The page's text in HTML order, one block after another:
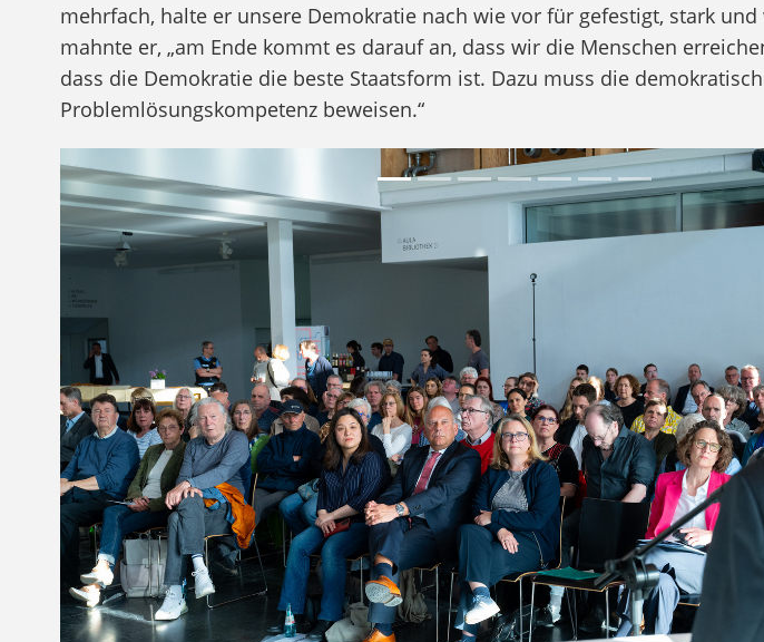
mehrfach, halte er unsere Demokratie nach wie vor für gefestigt, stark und
mahnte er, „am Ende kommt es darauf an, dass wir die Menschen
dass die Demokratie die beste Staatsform ist. Dazu muss die
Problemlösungskompetenz beweisen.“
Previous